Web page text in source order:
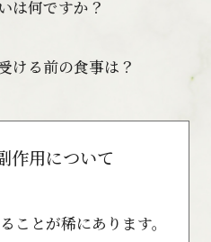
は何ですか？
ける前の食事は？
作用について
ことが稀にあります。